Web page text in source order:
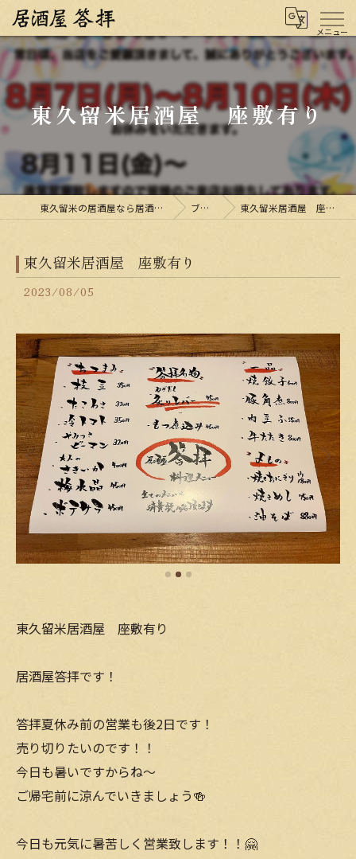
東久留米居酒屋 座敷有り
東久留米の居酒屋なら居酒屋 答拝 ブログ 東久留米居酒屋 座敷有り
東久留米居酒屋 座敷有り
2023/08/05
東久留米居酒屋 座敷有り
居酒屋答拝です！
答拝夏休み前の営業も後2日です！
売り切りたいのです！！
今日も暑いですからね〜
ご帰宅前に涼んでいきましょう🍻
今日も元気に暑苦しく営業致します！！🤗